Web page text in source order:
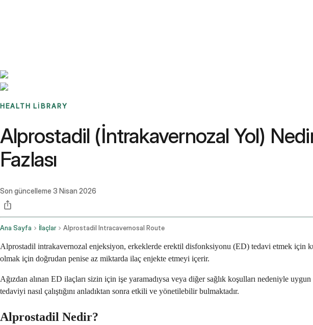
HEALTH LIBRARY
Alprostadil (İntrakavernozal Yol)
Fazlası
Son güncelleme 3 Nisan 2026
Ana Sayfa İlaçlar Alprostadil Intracavernosal Route
Alprostadil intrakavernozal enjeksiyon, erkeklerde erektil disfonksiyonu (ED) tedavi etmek için
olmak için doğrudan penise az miktarda ilaç enjekte etmeyi içerir.
Ağızdan alınan ED ilaçları sizin için işe yaramadıysa veya diğer sağlık koşulları nedeniyle
tedaviyi nasıl çalıştığını anladıktan sonra etkili ve yönetilebilir bulmaktadır.
Alprostadil Nedir?